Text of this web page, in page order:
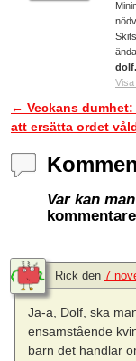
Visa
← Veckans
att ersätta ordet
Var kan
Rick den 7
Ja-a, Dolf, ska
ensamstående
barn det handlar